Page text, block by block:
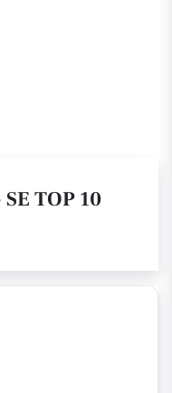
TOP 10